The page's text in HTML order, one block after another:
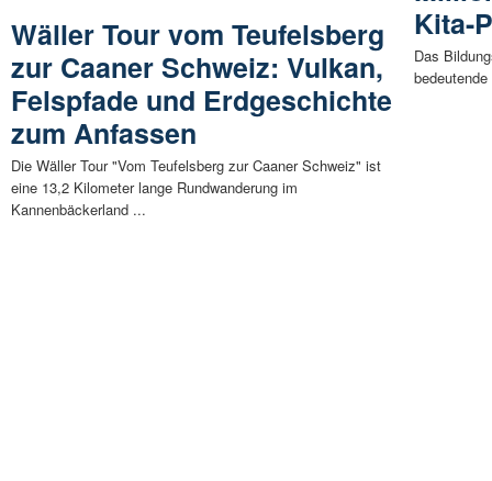
Wäller Tour vom Teufelsberg
zur Caaner Schweiz: Vulkan,
Felspfade und Erdgeschichte
zum Anfassen
Die Wäller Tour "Vom Teufelsberg zur Caaner Schweiz" ist
eine 13,2 Kilometer lange Rundwanderung im
Kannenbäckerland ...
Kita-
Das